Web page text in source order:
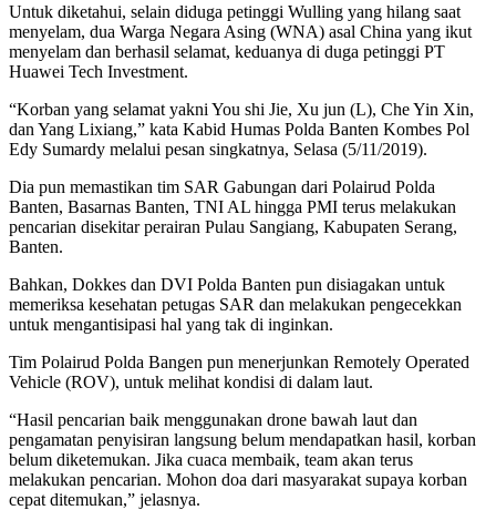
Untuk diketahui, selain diduga petinggi Wulling yang hilang saat
menyelam, dua Warga Negara Asing (WNA) asal China yang ikut
menyelam dan berhasil selamat, keduanya di duga petinggi PT
Huawei Tech Investment.
“Korban yang selamat yakni You shi Jie, Xu jun (L), Che Yin Xin,
dan Yang Lixiang,” kata Kabid Humas Polda Banten Kombes Pol
Edy Sumardy melalui pesan singkatnya, Selasa (5/11/2019).
Dia pun memastikan tim SAR Gabungan dari Polairud Polda
Banten, Basarnas Banten, TNI AL hingga PMI terus melakukan
pencarian disekitar perairan Pulau Sangiang, Kabupaten Serang,
Banten.
Bahkan, Dokkes dan DVI Polda Banten pun disiagakan untuk
memeriksa kesehatan petugas SAR dan melakukan pengecekkan
untuk mengantisipasi hal yang tak di inginkan.
Tim Polairud Polda Bangen pun menerjunkan Remotely Operated
Vehicle (ROV), untuk melihat kondisi di dalam laut.
“Hasil pencarian baik menggunakan drone bawah laut dan
pengamatan penyisiran langsung belum mendapatkan hasil, korban
belum diketemukan. Jika cuaca membaik, team akan terus
melakukan pencarian. Mohon doa dari masyarakat supaya korban
cepat ditemukan,” jelasnya.